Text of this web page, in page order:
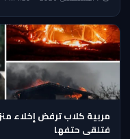
مربية كلاب ترفض إخلاء
فتلقى حتفها